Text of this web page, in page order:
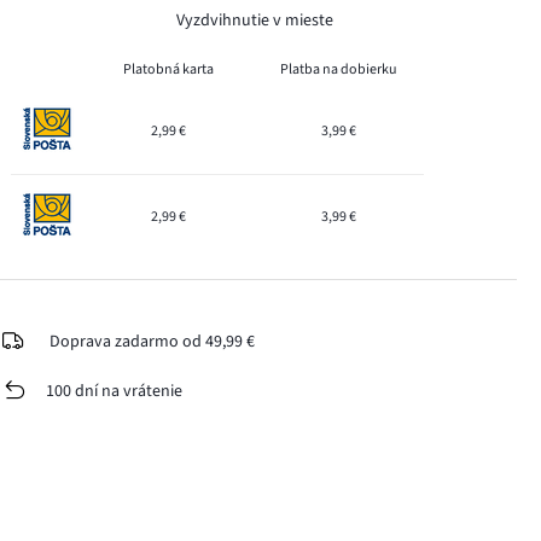
Vyzdvihnutie v mieste
Platobná karta Platba na dobierku
2,99 € 3,99 €
2,99 € 3,99 €
Doprava zadarmo od 49,99 €
100 dní na vrátenie